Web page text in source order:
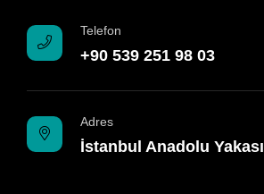
Telefon
+90 539 251 98 03
Adres
İstanbul Anadolu Yakası